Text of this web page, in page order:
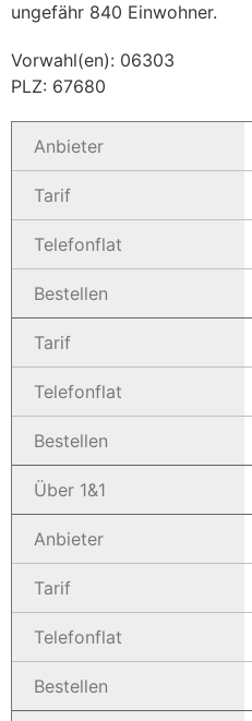
ungefähr 840 Einwohner.
Vorwahl(en): 06303
PLZ: 67680
Anbieter
Tarif
Telefonflat
Bestellen
Tarif
Telefonflat
Bestellen
Über 1&1
Anbieter
Tarif
Telefonflat
Bestellen